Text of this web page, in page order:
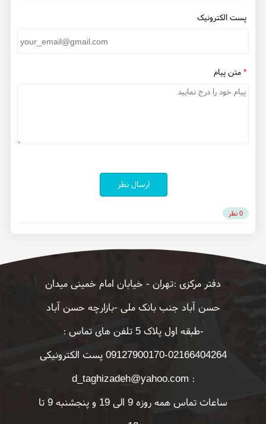
پست الکترونیک
*متن پیام
ارسال نظر
0 نظر
دفتر مرکزی :تهران - خیابان امام خمینی میدان
حسن آباد جنب بانک ملی -بازارچه حسن آباد
-طبقه اول پلاک 5 تلفن های تماس :
02166404264-09127900170 پست الکترونیکی
: d_taghizadeh@yahoo.com
ساعات تماس همه روزه 9 الی 19 و پنجشنبه 9 تا